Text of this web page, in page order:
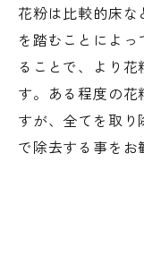
花粉は比較的床
を踏むことによ
ることで、より
す。ある程度の花
すが、全てを取
で除去する事をお